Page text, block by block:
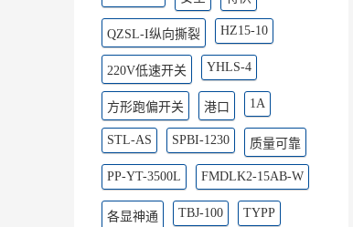
QZSL-I纵向撕裂 HZ15-10
220V低速开关 YHLS-4
方形跑偏开关 港口 1A
STL-AS SPBI-1230 质量可靠
PP-YT-3500L FMDLK2-15AB-W
各显神通 TBJ-100 TYPP